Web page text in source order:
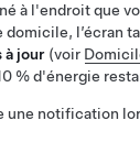
à l'endroit que
domicile, l’écran
à jour (voir
% d'énergie
une notification